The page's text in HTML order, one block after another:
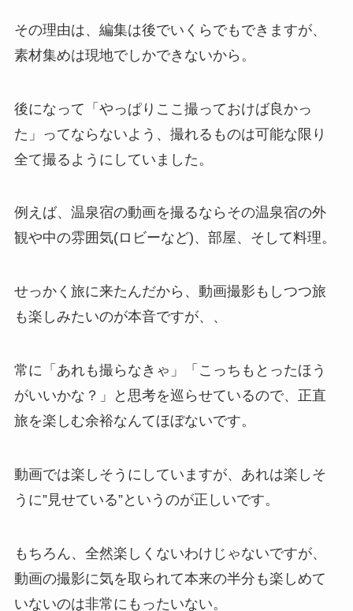
その理由は、編集は後でいくらでもできますが、
素材集めは現地でしかできないから。
後になって「やっぱりここ撮っておけば良かっ
た」ってならないよう、撮れるものは可能な限り
全て撮るようにしていました。
例えば、温泉宿の動画を撮るならその温泉宿の外
観や中の雰囲気(ロビーなど)、部屋、そして料理。
せっかく旅に来たんだから、動画撮影もしつつ旅
も楽しみたいのが本音ですが、、
常に「あれも撮らなきゃ」「こっちもとったほう
がいいかな？」と思考を巡らせているので、正直
旅を楽しむ余裕なんてほぼないです。
動画では楽しそうにしていますが、あれは楽しそ
うに”見せている”というのが正しいです。
もちろん、全然楽しくないわけじゃないですが、
動画の撮影に気を取られて本来の半分も楽しめて
いないのは非常にもったいない。